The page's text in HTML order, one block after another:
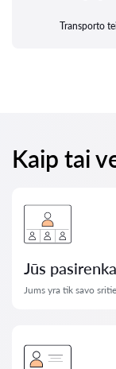
Transporto
Kaip tai
Jūs
Jums yra tik savo